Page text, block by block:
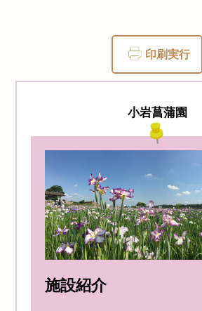
印刷実行
小岩菖蒲園
施設紹介